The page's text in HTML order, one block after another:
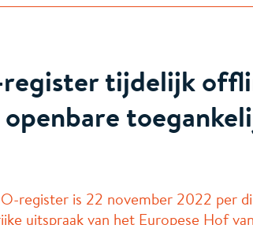
tijdelijk
register is 22 november 2022 per
uitspraak van het Europese Hof